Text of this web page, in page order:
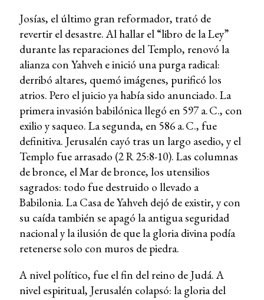
Josías, el último gran reformador, trató de
revertir el desastre. Al hallar el “libro de la Ley”
durante las reparaciones del Templo, renovó la
alianza con Yahveh e inició una purga radical:
derribó altares, quemó imágenes, purificó los
atrios. Pero el juicio ya había sido anunciado. La
primera invasión babilónica llegó en 597 a. C., con
exilio y saqueo. La segunda, en 586 a. C., fue
definitiva. Jerusalén cayó tras un largo asedio, y el
Templo fue arrasado (2 R 25:8-10). Las columnas
de bronce, el Mar de bronce, los utensilios
sagrados: todo fue destruido o llevado a
Babilonia. La Casa de Yahveh dejó de existir, y con
su caída también se apagó la antigua seguridad
nacional y la ilusión de que la gloria divina podía
retenerse solo con muros de piedra.
A nivel político, fue el fin del reino de Judá. A
nivel espiritual, Jerusalén colapsó: la gloria del